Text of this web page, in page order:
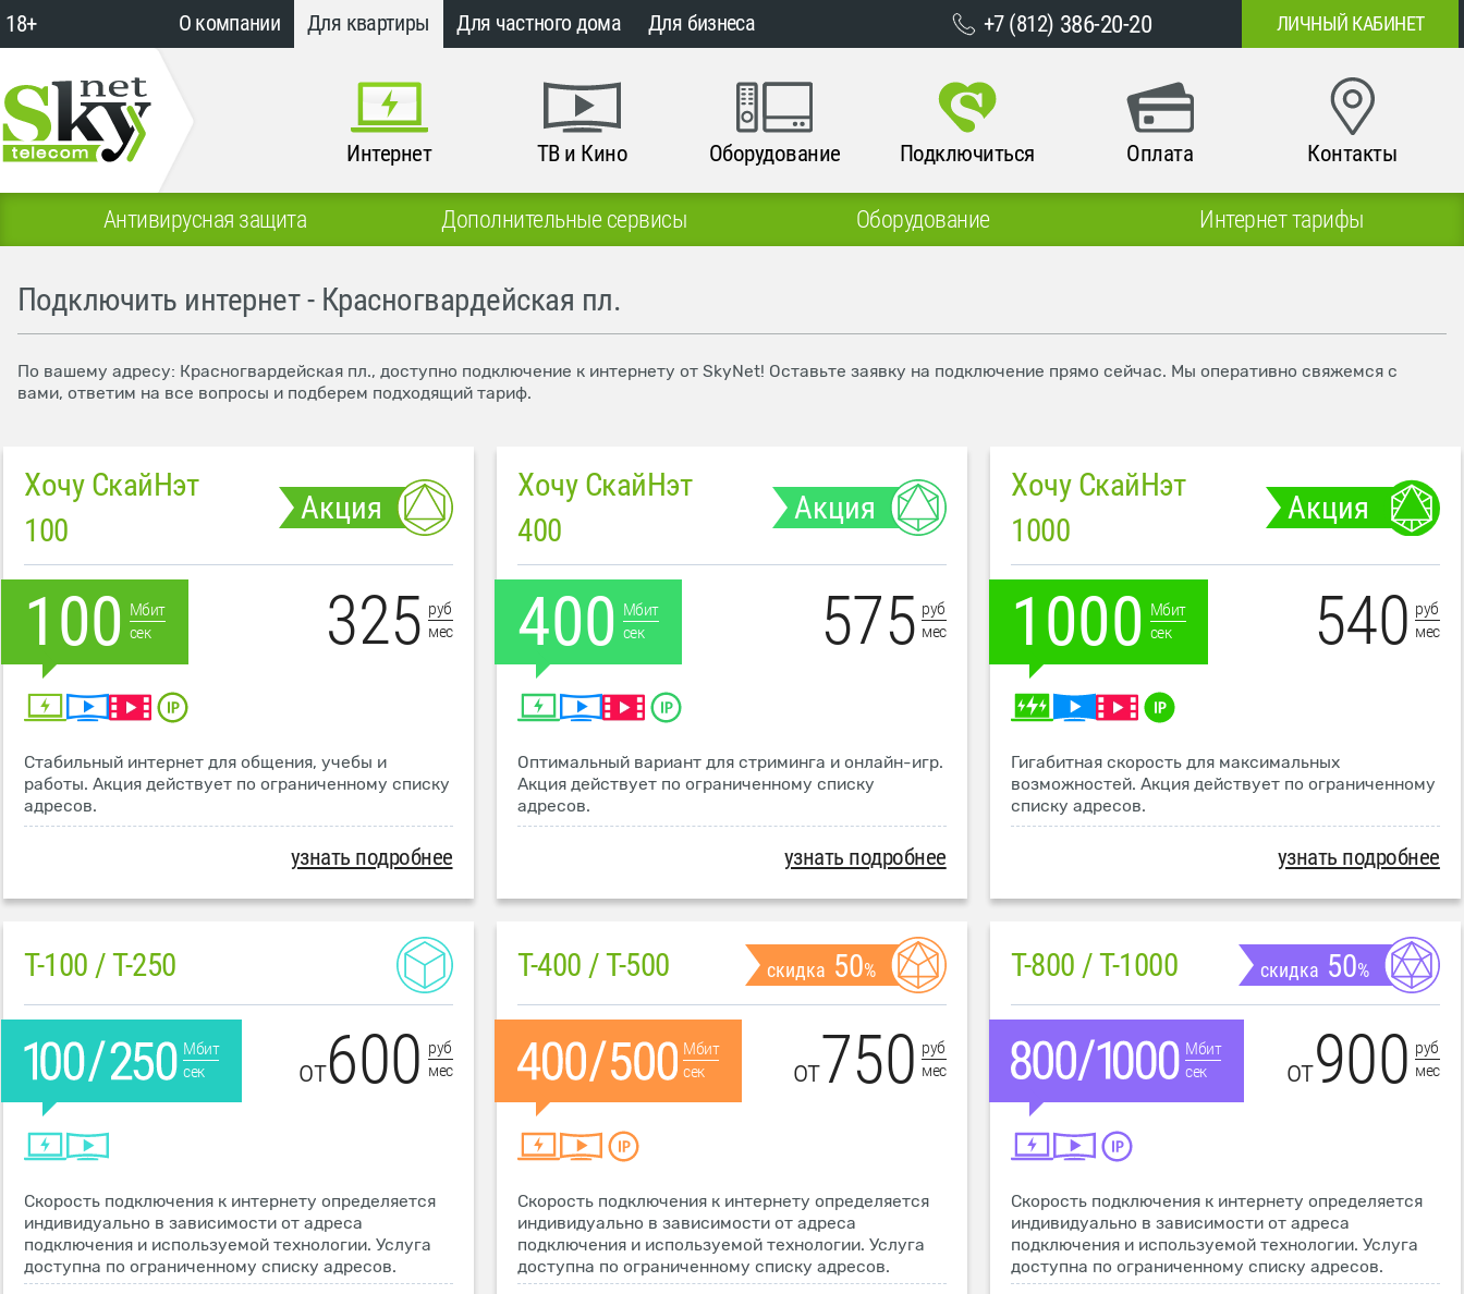
18+ О компании Для квартиры Для частного дома Для бизнеса +7 (812) 386-20-20 ЛИЧНЫЙ КАБИНЕТ
Интернет ТВ и Кино Оборудование Подключиться Оплата Контакты
Антивирусная защита Дополнительные сервисы Оборудование Интернет тарифы
Подключить интернет - Красногвардейская пл.
По вашему адресу: Красногвардейская пл., доступно подключение к интернету от SkyNet! Оставьте заявку на подключение прямо сейчас. Мы оперативно свяжемся с
вами, ответим на все вопросы и подберем подходящий тариф.
Хочу СкайНэт
100
Акция
100 Мбит
сек
325 руб
мес
Стабильный интернет для общения, учебы и
работы. Акция действует по ограниченному списку
адресов.
узнать подробнее
Хочу СкайНэт
400
Акция
400 Мбит
сек
575 руб
мес
Оптимальный вариант для стриминга и онлайн-игр.
Акция действует по ограниченному списку
адресов.
узнать подробнее
Хочу СкайНэт
1000
Акция
1000 Мбит
сек
540 руб
мес
Гигабитная скорость для максимальных
возможностей. Акция действует по ограниченному
списку адресов.
узнать подробнее
T-100 / T-250
Мбит
сек
от600 руб
мес
Скорость подключения к интернету определяется
индивидуально в зависимости от адреса
подключения и используемой технологии. Услуга
доступна по ограниченному списку адресов.
T-400 / T-500 скидка 50%
Мбит
сек
от750 руб
мес
Скорость подключения к интернету определяется
индивидуально в зависимости от адреса
подключения и используемой технологии. Услуга
доступна по ограниченному списку адресов.
T-800 / T-1000 скидка 50%
Мбит
сек
от900 руб
мес
Скорость подключения к интернету определяется
индивидуально в зависимости от адреса
подключения и используемой технологии. Услуга
доступна по ограниченному списку адресов.